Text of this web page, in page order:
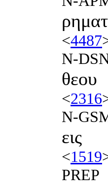
<4487
N-
θεου
<2316
N-
εις
<1519
PREP